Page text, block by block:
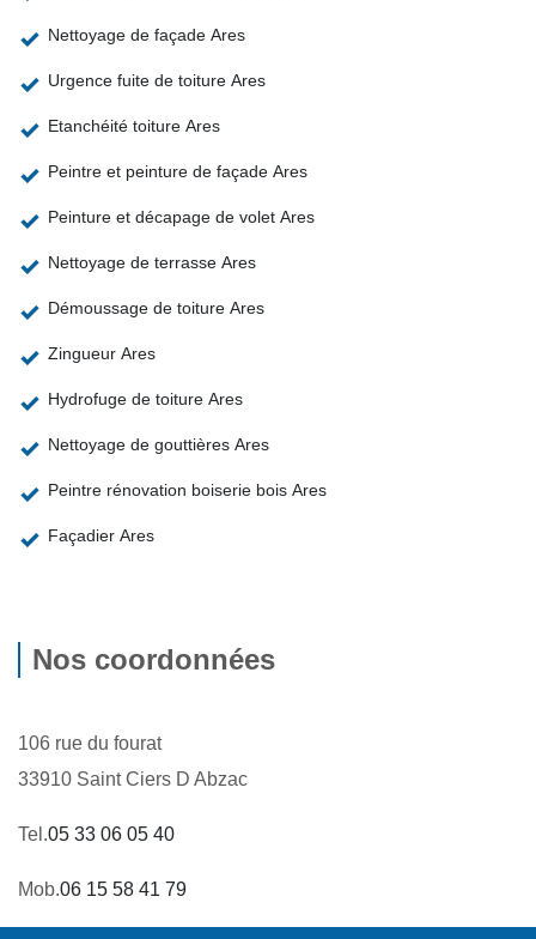
Nettoyage de façade Ares
Urgence fuite de toiture Ares
Etanchéité toiture Ares
Peintre et peinture de façade Ares
Peinture et décapage de volet Ares
Nettoyage de terrasse Ares
Démoussage de toiture Ares
Zingueur Ares
Hydrofuge de toiture Ares
Nettoyage de gouttières Ares
Peintre rénovation boiserie bois Ares
Façadier Ares
Nos coordonnées
106 rue du fourat
33910 Saint Ciers D Abzac
Tel.05 33 06 05 40
Mob.06 15 58 41 79